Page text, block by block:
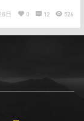
日 0 12 526